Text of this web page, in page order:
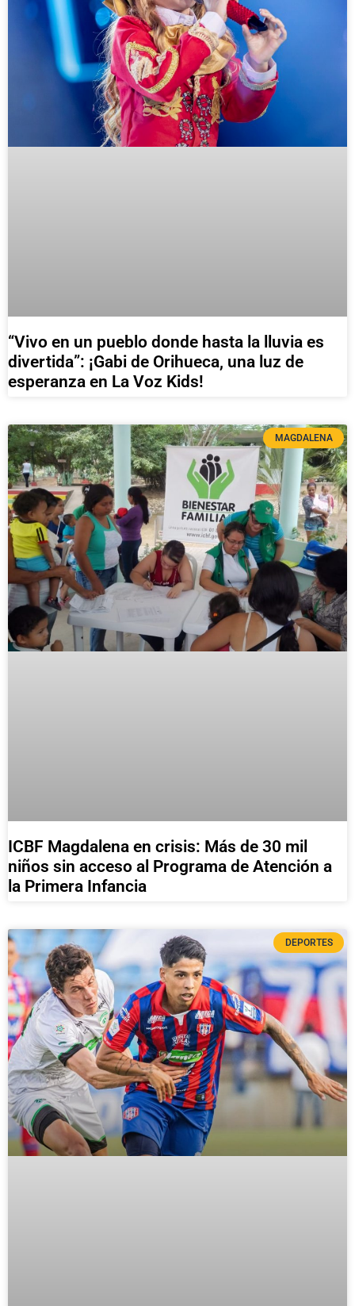
“Vivo en un pueblo donde hasta la lluvia es
divertida”: ¡Gabi de Orihueca, una luz de
esperanza en La Voz Kids!
MAGDALENA
ICBF Magdalena en crisis: Más de 30 mil
niños sin acceso al Programa de Atención a
la Primera Infancia
DEPORTES